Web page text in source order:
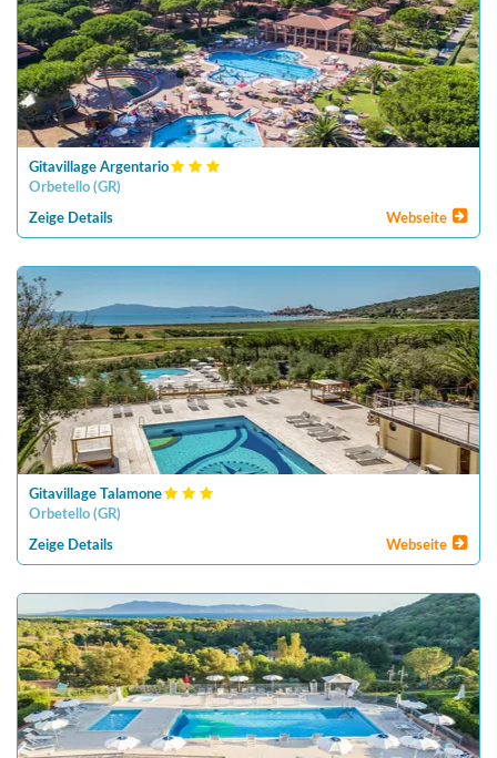
Gitavillage Argentario
Orbetello (GR)
Zeige Details Webseite
Gitavillage Talamone
Orbetello (GR)
Zeige Details Webseite